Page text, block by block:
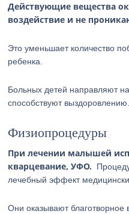
Действующие вещества
воздействие и не
Это уменьшает количество
ребенка.
Больных детей направляют
способствуют выздоровлению.
Физиопроцедуры
При лечении малышей
кварцевание, УФО.
лечебный эффект
Они оказывают благотворное